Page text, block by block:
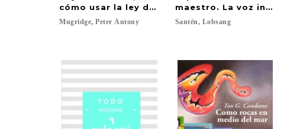
cómo usar la ley de la atracción
Mugridge, Peter Antony
maestro. La voz
Santén, Lobsang